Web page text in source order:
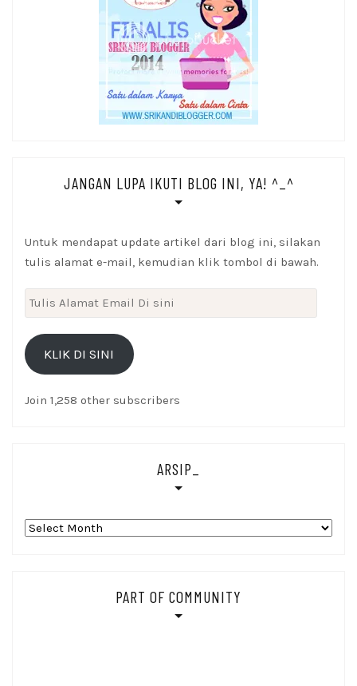
JANGAN LUPA IKUTI BLOG INI, YA! ^_^
Untuk mendapat update artikel dari blog ini, silakan
tulis alamat e-mail, kemudian klik tombol di bawah.
Tulis
Alamat
Email
KLIK DI SINI
Join 1,258 other subscribers
ARSIP_
Arsip_
PART OF COMMUNITY